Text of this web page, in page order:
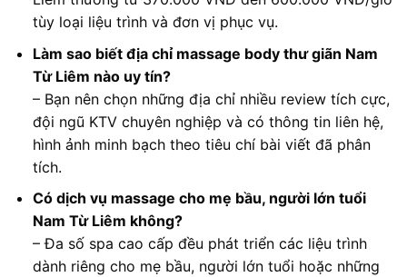
tùy loại liệu trình và đơn vị phục vụ.
Làm sao biết địa chỉ massage body thư giãn Nam
Từ Liêm nào uy tín?
– Bạn nên chọn những địa chỉ nhiều review tích cực,
đội ngũ KTV chuyên nghiệp và có thông tin liên hệ,
hình ảnh minh bạch theo tiêu chí bài viết đã phân
tích.
Có dịch vụ massage cho mẹ bầu, người lớn tuổi
Nam Từ Liêm không?
– Đa số spa cao cấp đều phát triển các liệu trình
dành riêng cho mẹ bầu, người lớn tuổi hoặc những